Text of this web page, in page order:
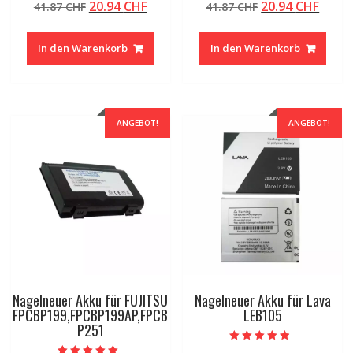
4.50
von 5
41.87CHF Ursprünglicher
war:
41.87 CHF
20.94CHFAktueller
In den Warenkorb
4.50
von 5
41.87CHF Ursprünglicher
war:
41.87 CHF
20.94CHF
In den Warenkorb
ANGEBOT!
Nagelneuer Akku für FUJITSU
FPCBP199,FPCBP199AP,FPCB
P251
ANGEBOT!
Nagelneuer Akku für Lava
LEB105